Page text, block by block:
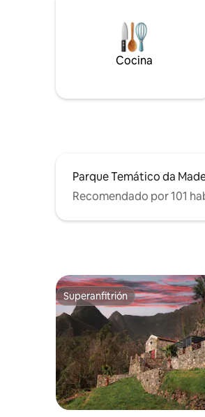
canto de los pájaros, desayunar
libre y disfrutar del aire fresco y
tranquilidad que solo el campo
Cocina
Parque Temático da
Recomendado por 101
Superanfitrión
Superanfitrión